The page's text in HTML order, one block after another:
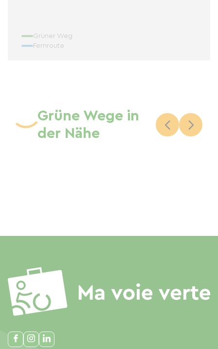
Grüner Weg
Fernroute
Grüne Wege in
der Nähe